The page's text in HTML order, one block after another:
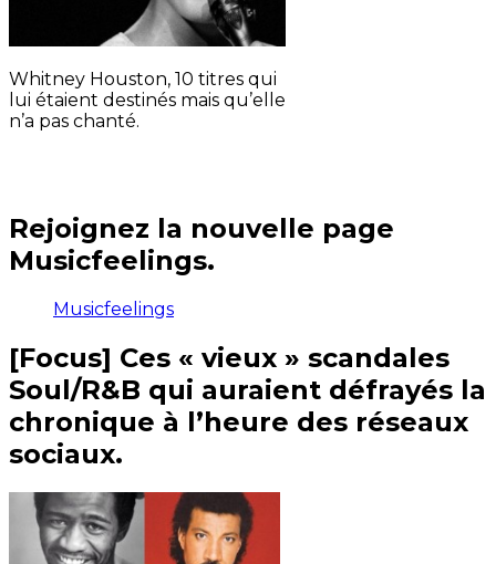
Whitney Houston, 10 titres qui
lui étaient destinés mais qu’elle
n’a pas chanté.
Rejoignez la nouvelle page
Musicfeelings.
Musicfeelings
[Focus] Ces « vieux » scandales
Soul/R&B qui auraient défrayés la
chronique à l’heure des réseaux
sociaux.